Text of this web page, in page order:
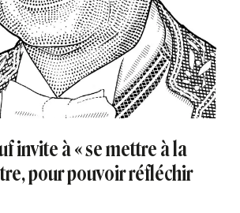
invite à « se mettre à la
pour pouvoir réfléchir